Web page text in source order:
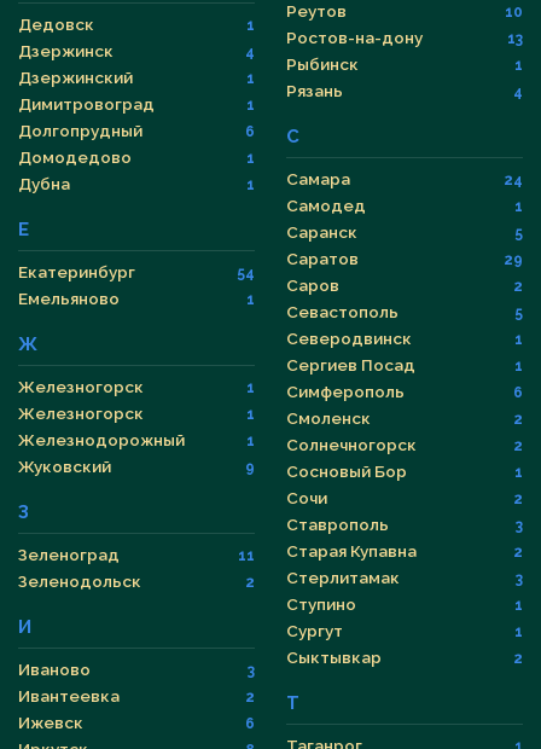
Дедовск 1
Дзержинск 4
Дзержинский 1
Димитровоград 1
Долгопрудный 6
Домодедово 1
Дубна 1
Е
Екатеринбург 54
Емельяново 1
Ж
Железногорск 1
Железногорск 1
Железнодорожный 1
Жуковский 9
З
Зеленоград 11
Зеленодольск 2
И
Иваново 3
Ивантеевка 2
Ижевск 6
Реутов 10
Ростов-на-дону 13
Рыбинск 1
Рязань 4
С
Самара 24
Самодед 1
Саранск 5
Саратов 29
Саров 2
Севастополь 5
Северодвинск 1
Сергиев Посад 1
Симферополь 6
Смоленск 2
Солнечногорск 2
Сосновый Бор 1
Сочи 2
Ставрополь 3
Старая Купавна 2
Стерлитамак 3
Ступино 1
Сургут 1
Сыктывкар 2
Т